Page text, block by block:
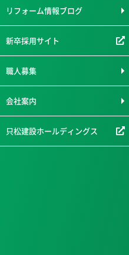
リフォーム情報ブログ
新卒採用サイト
職人募集
会社案内
只松建設ホールディングス